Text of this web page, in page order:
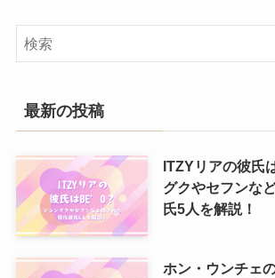
最新の投稿
ITZYリアの彼氏
グクやセフンな
氏5人を解説！
ホン・ウンチェ